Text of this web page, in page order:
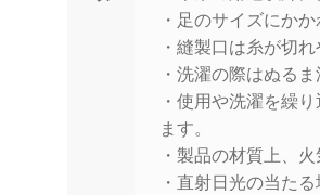
・足のサイズにか
・縫製口は糸が切
・洗濯の際はぬる
・使用や洗濯を繰
ます。
・製品の材質上、
・直射日光の当た